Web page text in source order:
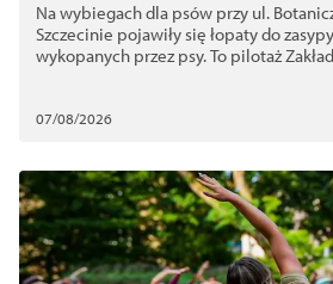
Na wybiegach dla psów przy ul.
Szczecinie pojawiły się łopaty do
wykopanych przez psy. To pilotaż
07/08/2026